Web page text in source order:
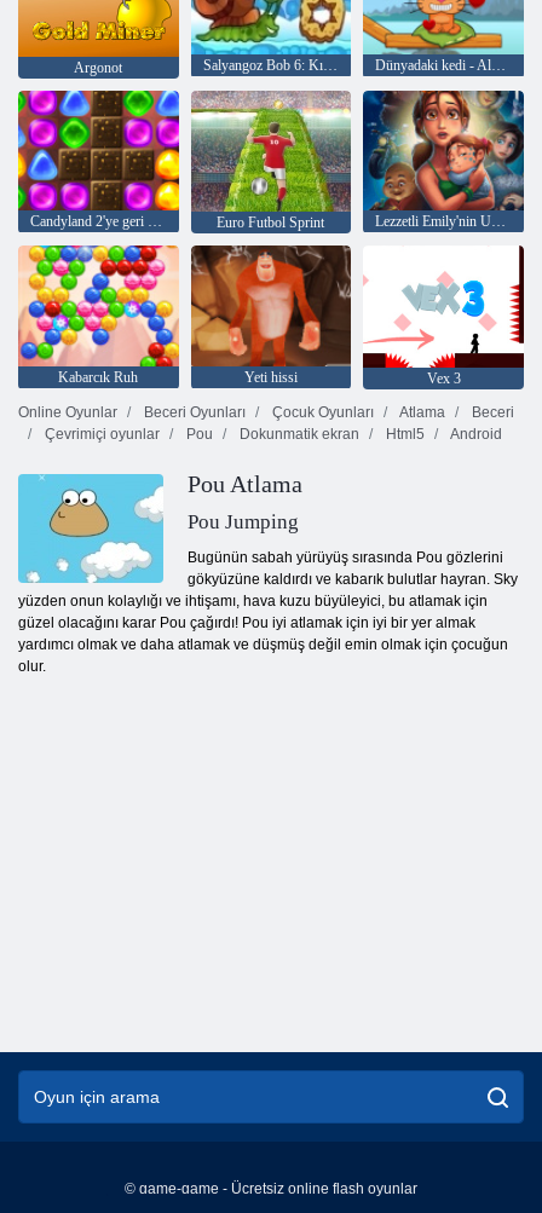
Argonot Salyangoz Bob 6: Kış Hikayesi Dünyadaki kedi - Alpine Lakes
Candyland 2'ye geri dön Euro Futbol Sprint Lezzetli Emily'nin Umutlar ve Korkular
Kabarcık Ruh Yeti hissi
Vex 3
Online Oyunlar
Beceri Oyunları Çocuk Oyunları Atlama
Beceri
Çevrimiçi oyunlar
Pou Dokunmatik ekran Html5 Android
Pou Atlama
Pou Jumping
Bugünün sabah yürüyüş sırasında Pou gözlerini
gökyüzüne kaldırdı ve kabarık bulutlar hayran. Sky
yüzden onun kolaylığı ve ihtişamı, hava kuzu büyüleyici, bu atlamak için
güzel olacağını karar Pou çağırdı! Pou iyi atlamak için iyi bir yer almak
yardımcı olmak ve daha atlamak ve düşmüş değil emin olmak için çocuğun
olur.
© game-game - Ücretsiz online flash oyunlar